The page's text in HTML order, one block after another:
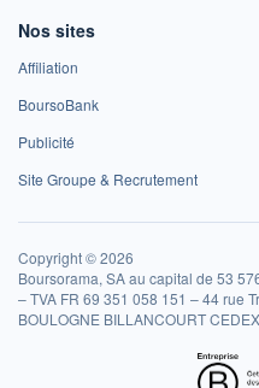
Nos sites
Affiliation
BoursoBank
Publicité
Site Groupe & Recrutement
Copyright © 2026
Boursorama, SA au capital de 53
– TVA FR 69 351 058 151 – 44 rue
BOULOGNE BILLANCOURT CEDEX